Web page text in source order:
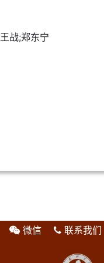
战;郑东宁
微信 联系我们